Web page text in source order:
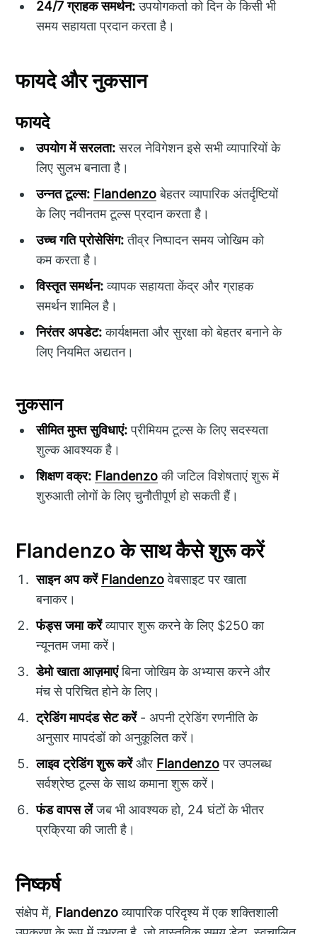
24/7 ग्राहक समर्थन:उपयोगकर्ता को दिन के किसी भी
समय सहायता प्रदान करता है।
फायदे और नुकसान
फायदे
उपयोग में सरलता:सरल नेविगेशन इसे सभी व्यापारियों के
लिए सुलभ बनाता है।
उन्नत टूल्स: Flandenzoबेहतर व्यापारिक अंतर्दृष्टियों
के लिए नवीनतम टूल्स प्रदान करता है।
उच्च गति प्रोसेसिंग:तीव्र निष्पादन समय जोखिम को
कम करता है।
विस्तृत समर्थन:व्यापक सहायता केंद्र और ग्राहक
समर्थन शामिल है।
निरंतर अपडेट:कार्यक्षमता और सुरक्षा को बेहतर बनाने के
लिए नियमित अद्यतन।
नुकसान
सीमित मुफ्त सुविधाएं:प्रीमियम टूल्स के लिए सदस्यता
शुल्क आवश्यक है।
शिक्षण वक्र: Flandenzoकी जटिल विशेषताएं शुरू में
शुरुआती लोगों के लिए चुनौतीपूर्ण हो सकती हैं।
Flandenzo के साथ कैसे शुरू करें
साइन अप करें Flandenzoवेबसाइट पर खाता
बनाकर।
फंड्स जमा करेंव्यापार शुरू करने के लिए $250 का
न्यूनतम जमा करें।
डेमो खाता आज़माएंबिना जोखिम के अभ्यास करने और
मंच से परिचित होने के लिए।
ट्रेडिंग मापदंड सेट करें- अपनी ट्रेडिंग रणनीति के
अनुसार मापदंडों को अनुकूलित करें।
लाइव ट्रेडिंग शुरू करेंऔर Flandenzoपर उपलब्ध
सर्वश्रेष्ठ टूल्स के साथ कमाना शुरू करें।
फंड वापस लेंजब भी आवश्यक हो, 24 घंटों के भीतर
प्रक्रिया की जाती है।
निष्कर्ष
संक्षेप में, Flandenzoव्यापारिक परिदृश्य में एक शक्तिशाली